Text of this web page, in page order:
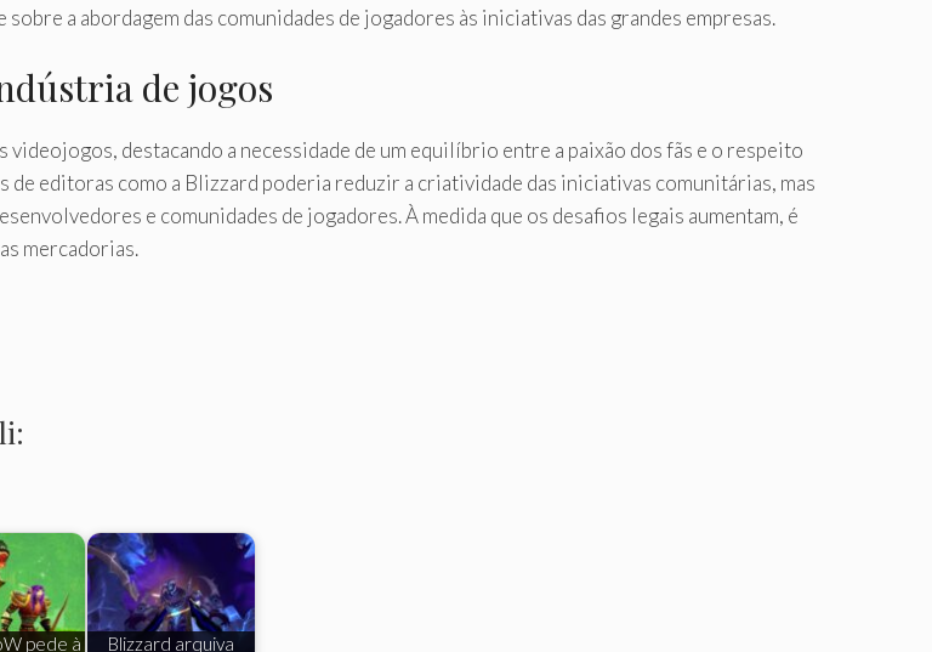
a abordagem das comunidades de jogadores às iniciativas das grandes empresas.
de jogos
destacando a necessidade de um equilíbrio entre a paixão dos fãs e o respeito
editoras como a Blizzard poderia reduzir a criatividade das iniciativas comunitárias, mas
e comunidades de jogadores. À medida que os desafios legais aumentam, é
mercadorias.
pede à Blizzard arquiva